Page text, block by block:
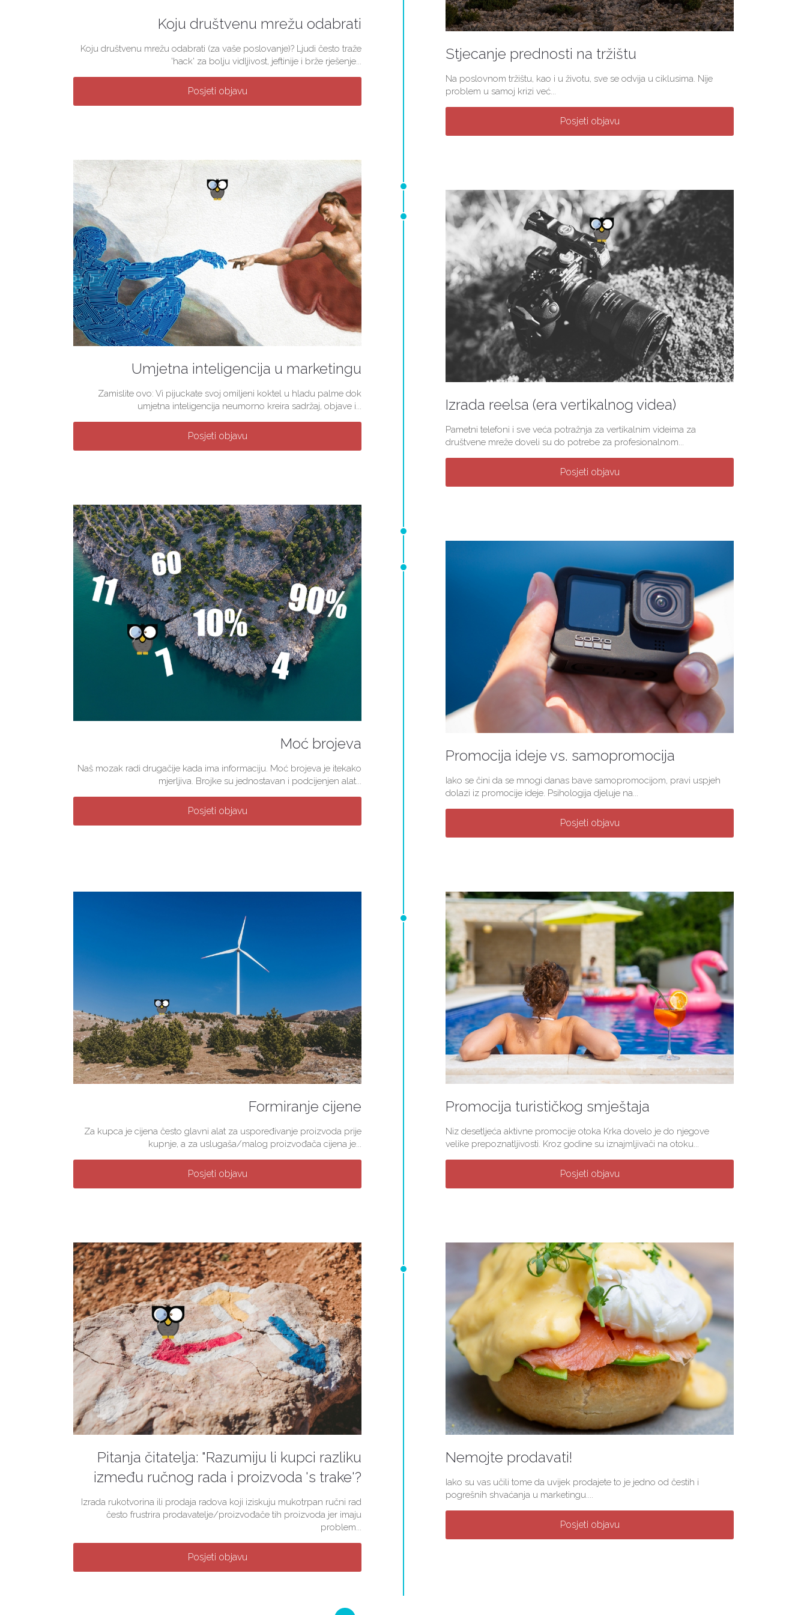
Koju društvenu mrežu odabrati
Koju društvenu mrežu odabrati (za vaše poslovanje)? Ljudi često traže
'hack' za bolju vidljivost, jeftinije i brže rješenje...
Posjeti objavu
Stjecanje prednosti na tržištu
Na poslovnom tržištu, kao i u životu, sve se odvija u ciklusima. Nije
problem u samoj krizi već...
Posjeti objavu
Umjetna inteligencija u marketingu
Zamislite ovo: Vi pijuckate svoj omiljeni koktel u hladu palme dok
umjetna inteligencija neumorno kreira sadržaj, objave i...
Posjeti objavu
Izrada reelsa (era vertikalnog videa)
Pametni telefoni i sve veća potražnja za vertikalnim videima za
društvene mreže doveli su do potrebe za profesionalnom...
Posjeti objavu
Moć brojeva
Naš mozak radi drugačije kada ima informaciju. Moć brojeva je itekako
mjerljiva. Brojke su jednostavan i podcijenjen alat...
Posjeti objavu
Promocija ideje vs. samopromocija
Iako se čini da se mnogi danas bave samopromocijom, pravi uspjeh
dolazi iz promocije ideje. Psihologija djeluje na...
Posjeti objavu
Promocija turističkog smještaja
Niz desetljeća aktivne promocije otoka Krka dovelo je do njegove
velike prepoznatljivosti. Kroz godine su iznajmljivači na otoku...
Posjeti objavu
Formiranje cijene
Za kupca je cijena često glavni alat za uspoređivanje proizvoda prije
kupnje, a za uslugaša/malog proizvođača cijena je...
Posjeti objavu
Nemojte prodavati!
Iako su vas učili tome da uvijek prodajete to je jedno od čestih i
pogrešnih shvaćanja u marketingu....
Posjeti objavu
Pitanja čitatelja: "Razumiju li kupci razliku
između ručnog rada i proizvoda 's trake'?
Izrada rukotvorina ili prodaja radova koji iziskuju mukotrpan ručni rad
često frustrira prodavatelje/proizvođače tih proizvoda jer imaju
problem...
Posjeti objavu